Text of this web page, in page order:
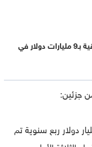
أرامكو توقع 145 اتفاقية بـ9 مليارات دولار في
جزئين:
دفعة أساسية بقيمة 20.3 مليار دولار ربع سنوية تم